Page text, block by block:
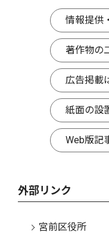
情報提供
著作物の
広告掲載
紙面の設
Web版記
外部リンク
宮前区役所